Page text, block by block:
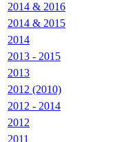
2014 & 2016
2014 & 2015
2014
2013 - 2015
2013
2012 (2010)
2012 - 2014
2012
2011